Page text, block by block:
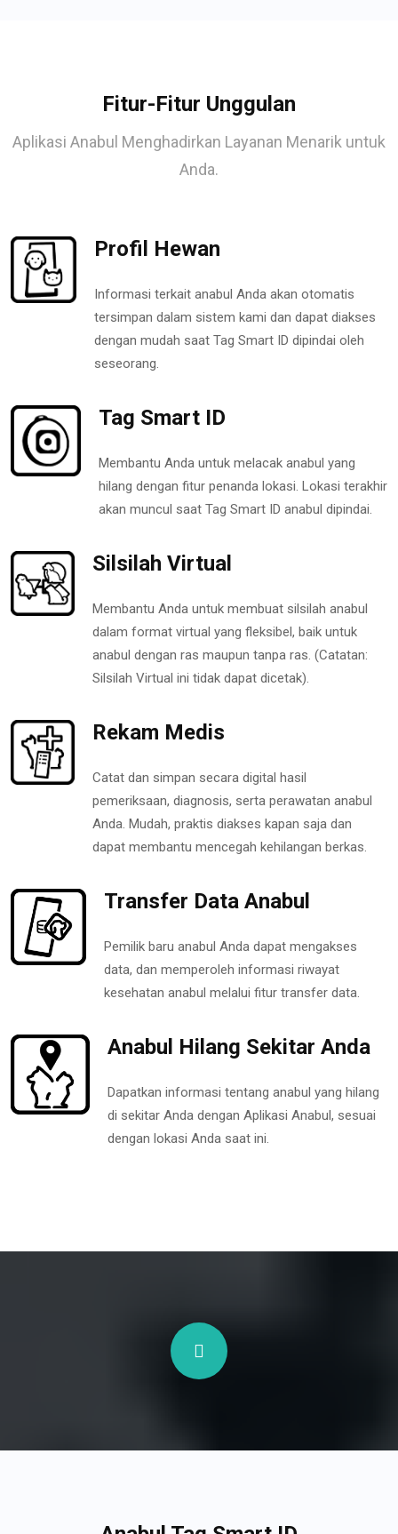
Fitur-Fitur Unggulan
Aplikasi Anabul Menghadirkan Layanan Menarik untuk
Anda.
Profil Hewan
Informasi terkait anabul Anda akan otomatis
tersimpan dalam sistem kami dan dapat diakses
dengan mudah saat Tag Smart ID dipindai oleh
seseorang.
Tag Smart ID
Membantu Anda untuk melacak anabul yang
hilang dengan fitur penanda lokasi. Lokasi terakhir
akan muncul saat Tag Smart ID anabul dipindai.
Silsilah Virtual
Membantu Anda untuk membuat silsilah anabul
dalam format virtual yang fleksibel, baik untuk
anabul dengan ras maupun tanpa ras. (Catatan:
Silsilah Virtual ini tidak dapat dicetak).
Rekam Medis
Catat dan simpan secara digital hasil
pemeriksaan, diagnosis, serta perawatan anabul
Anda. Mudah, praktis diakses kapan saja dan
dapat membantu mencegah kehilangan berkas.
Transfer Data Anabul
Pemilik baru anabul Anda dapat mengakses
data, dan memperoleh informasi riwayat
kesehatan anabul melalui fitur transfer data.
Anabul Hilang Sekitar Anda
Dapatkan informasi tentang anabul yang hilang
di sekitar Anda dengan Aplikasi Anabul, sesuai
dengan lokasi Anda saat ini.